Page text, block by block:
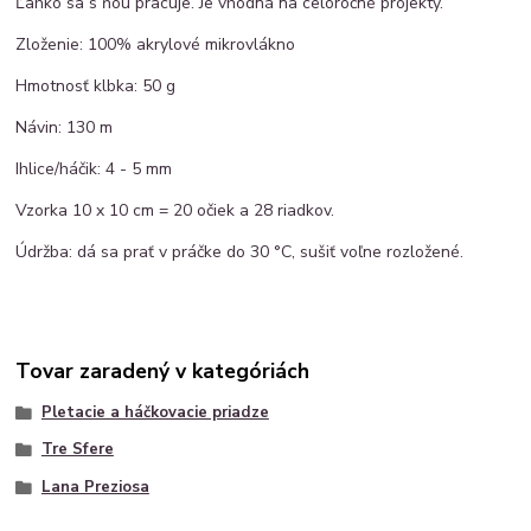
Zloženie: 100% akrylové mikrovlákno
Hmotnosť klbka: 50 g
Návin: 130 m
Ihlice/háčik: 4 - 5 mm
Vzorka 10 x 10 cm = 20 očiek a 28 riadkov.
Údržba: dá sa prať v práčke do 30 °C, sušiť voľne rozložené.
Tovar zaradený v kategóriách
Pletacie a háčkovacie priadze
Tre Sfere
Lana Preziosa